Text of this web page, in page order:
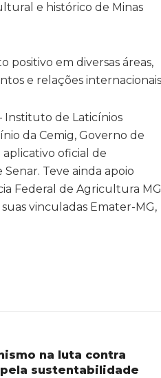
e histórico de Minas
positivo em diversas áreas,
e relações
Instituto de Laticínios
da Cemig, Governo de
aplicativo oficial de
Teve ainda apoio
Federal de Agricultura MG
vinculadas Emater-MG,
na luta contra
sustentabilidade